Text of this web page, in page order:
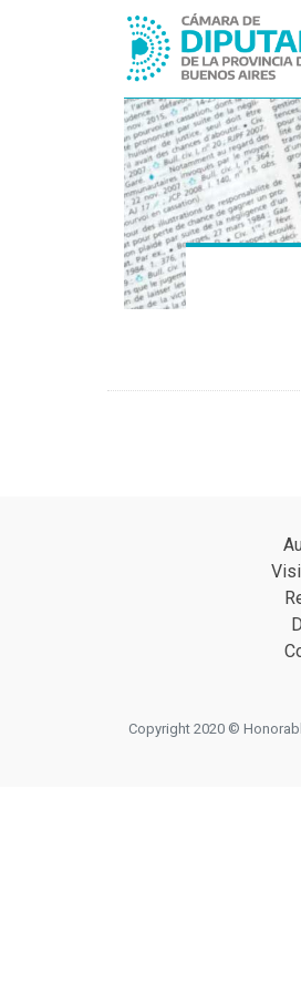
Copyright 2020 ©